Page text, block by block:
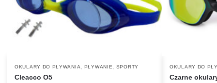
OKULARY DO PŁYWANIA PŁYWANIE SPORTY
Cleacco O5
OKULARY DO
Czarne